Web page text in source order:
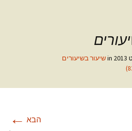
שיעור בשיעורים
הבא ←